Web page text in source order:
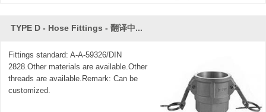
TYPE D - Hose Fittings - 翻译中...
Fittings standard: A-A-59326/DIN
2828.Other materials are available.Other
threads are available.Remark: Can be
customized.